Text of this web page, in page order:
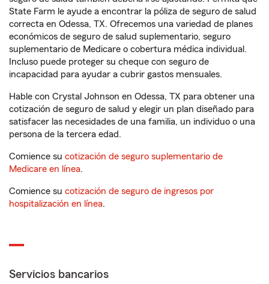
State Farm le ayude a encontrar la póliza de seguro de salud
correcta en Odessa, TX. Ofrecemos una variedad de planes
económicos de seguro de salud suplementario, seguro
suplementario de Medicare o cobertura médica individual.
Incluso puede proteger su cheque con seguro de
incapacidad para ayudar a cubrir gastos mensuales.
Hable con Crystal Johnson en Odessa, TX para obtener una
cotización de seguro de salud y elegir un plan diseñado para
satisfacer las necesidades de una familia, un individuo o una
persona de la tercera edad.
Comience su cotización de seguro suplementario de
Medicare en línea.
Comience su cotización de seguro de ingresos por
hospitalización en línea.
Servicios bancarios